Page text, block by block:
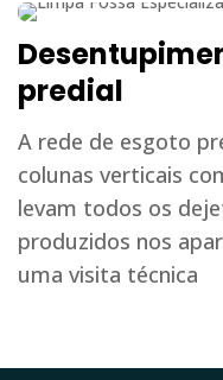
predial
A rede de esgoto
colunas verticais
levam todos os
produzidos nos
uma visita técnica